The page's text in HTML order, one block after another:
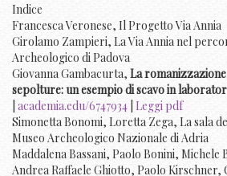
Indice
Francesca Veronese, Il Progetto Via Annia
Girolamo Zampieri, La Via Annia nel
Archeologico di Padova
Giovanna Gambacurta, La
sepolture: un esempio di scavo in
academia.edu/6747934 Leggi pdf
Simonetta Bonomi, Loretta Zega, La sala
Museo Archeologico Nazionale di Adria
Maddalena Bassani, Paolo Bonini, Michele
Andrea Raffaele Ghiotto, Paolo Kirschner,